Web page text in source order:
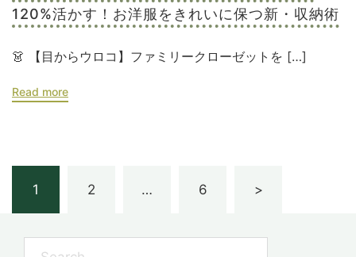
120%活かす！お洋服をきれいに保つ新・収納術
👗 【目からウロコ】ファミリークローゼットを […]
Read more
1 2 … 6 >